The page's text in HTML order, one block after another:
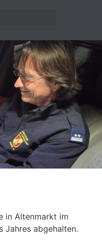
in Altenmarkt im
Jahres abgehalten.